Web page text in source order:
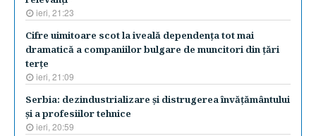
ieri, 21:23
Cifre uimitoare scot la iveală dependenţa tot mai
dramatică a companiilor bulgare de muncitori din ţări
terţe
ieri, 21:09
Serbia: dezindustrializare şi distrugerea învăţământului
şi a profesiilor tehnice
ieri, 20:59